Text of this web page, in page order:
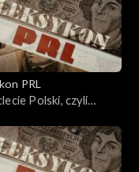
PRL
Polski, czyli